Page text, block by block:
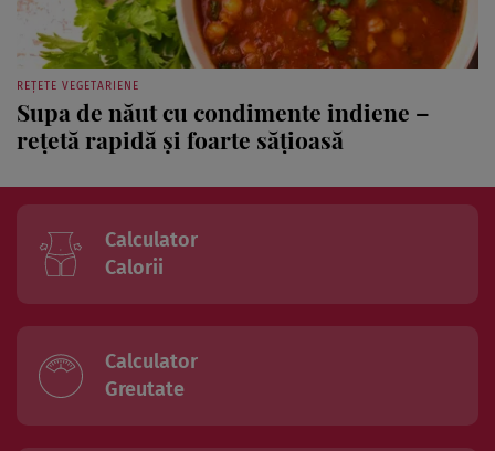
REȚETE VEGETARIENE
Supa de năut cu condimente indiene –
reţetă rapidă şi foarte săţioasă
Calculator
Calorii
Calculator
Greutate